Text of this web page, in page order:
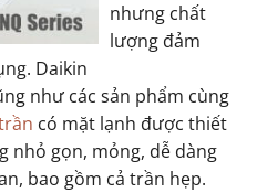
nhưng chất
lượng đảm
Daikin
như các sản phẩm cùng
có mặt lạnh được thiết
nhỏ gọn, mỏng, dễ dàng
bao gồm cả trần hẹp.